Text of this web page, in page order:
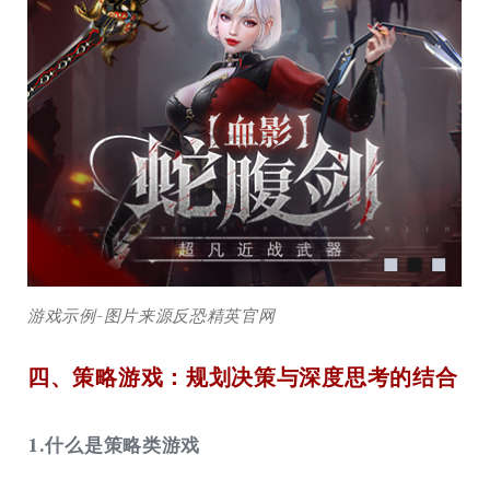
游戏示例-图片来源反恐精英官网
四、策略游戏：规划决策与深度思考的结合
1.什么是策略类游戏